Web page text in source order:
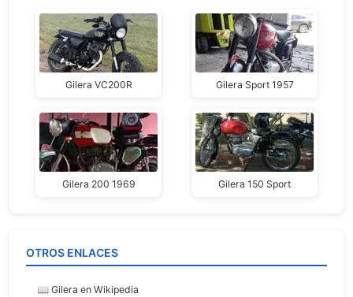
Gilera VC200R Gilera Sport 1957
Gilera 200 1969 Gilera 150 Sport
OTROS ENLACES
📖 Gilera en Wikipedia